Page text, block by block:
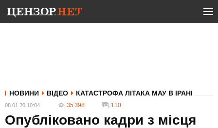
НОВИНИ ВІДЕО КАТАСТРОФА ЛІТАКА МАУ В ІРАНІ
08.01.20 10:04 35 398 110
Опубліковано кадри з місця